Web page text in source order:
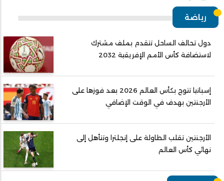
رياضة
دول تحالف الساحل تتقدم بملف مشترك
لاستضافة كأس الأمم الإفريقية 2032
إسبانيا تتوج بكأس العالم 2026 بعد فوزها على
الأرجنتين بهدف في الوقت الإضافي
الأرجنتين تقلب الطاولة على إنجلترا وتتأهل إلى
نهائي كأس العالم